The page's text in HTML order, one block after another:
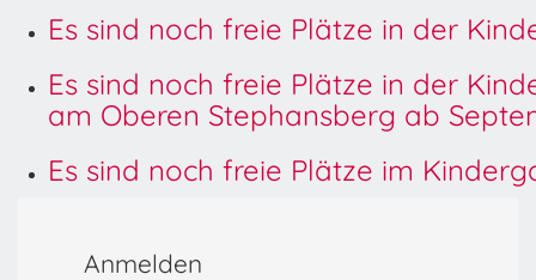
Es sind noch freie Plätze in der
Es sind noch freie Plätze in der
am Oberen Stephansberg ab
Es sind noch freie Plätze im
Anmelden